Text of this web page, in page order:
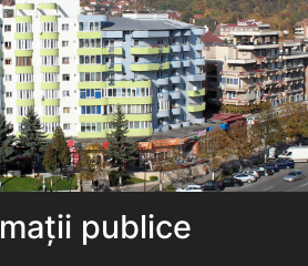
publice